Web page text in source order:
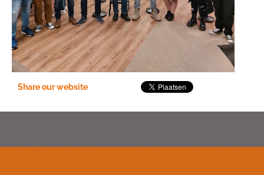
Share our website